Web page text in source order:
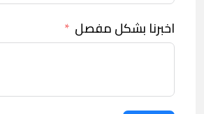
اخبرنا بشكل مفصل